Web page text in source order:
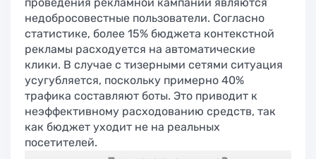
проведения рекламной кампании являются
недобросовестные пользователи. Согласно
статистике, более 15% бюджета контекстной
рекламы расходуется на автоматические
клики. В случае с тизерными сетями ситуация
усугубляется, поскольку примерно 40%
трафика составляют боты. Это приводит к
неэффективному расходованию средств, так
как бюджет уходит не на реальных
посетителей.